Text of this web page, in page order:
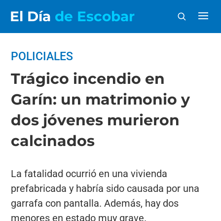
El Día de Escobar
POLICIALES
Trágico incendio en
Garín: un matrimonio y
dos jóvenes murieron
calcinados
La fatalidad ocurrió en una vivienda
prefabricada y habría sido causada por una
garrafa con pantalla. Además, hay dos
menores en estado muy grave.